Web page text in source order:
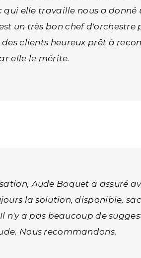
elle travaille nous a
un très bon chef
des clients heureux prêt à
elle le mérite.
Aude Boquet a assuré
la solution, disponible,
n'y a pas beaucoup de
Nous recommandons.